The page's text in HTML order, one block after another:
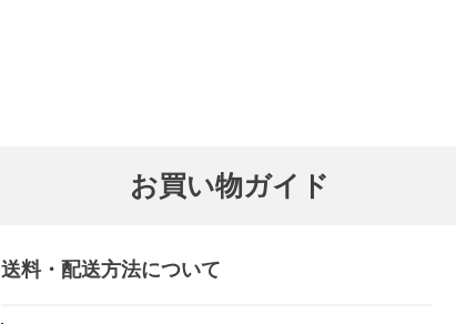
お買い物ガイド
送料・配送方法について​